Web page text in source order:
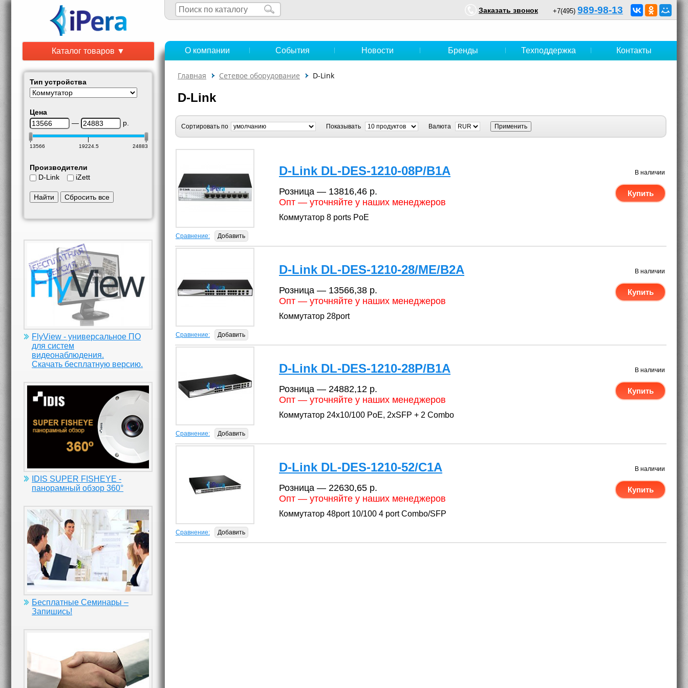
+7(495) 989-98-13
Заказать звонок
Каталог товаров ▼
Тип устройства
Цена
—
р.
13566 19224.5 24883
Производители
D-Link
iZett
Найти Сбросить все
FlyView - универсальное ПО
для систем
видеонаблюдения.
Скачать бесплатную версию.
IDIS SUPER FISHEYE -
панорамный обзор 360°
Бесплатные Семинары –
Запишись!
О компании События Новости Бренды Техподдержка Контакты
Главная Сетевое оборудование D-Link
D-Link
Сортировать по Показывать Валюта
Сравнение: Добавить
В наличии
D-Link DL-DES-1210-08P/B1A
Купить
Розница — 13816,46 р.
Опт — уточняйте у наших менеджеров
Коммутатор 8 ports PoE
Сравнение: Добавить
В наличии
D-Link DL-DES-1210-28/ME/B2A
Купить
Розница — 13566,38 р.
Опт — уточняйте у наших менеджеров
Коммутатор 28port
Сравнение: Добавить
В наличии
D-Link DL-DES-1210-28P/B1A
Купить
Розница — 24882,12 р.
Опт — уточняйте у наших менеджеров
Коммутатор 24x10/100 PoE, 2xSFP + 2 Combo
Сравнение: Добавить
В наличии
D-Link DL-DES-1210-52/C1A
Купить
Розница — 22630,65 р.
Опт — уточняйте у наших менеджеров
Коммутатор 48port 10/100 4 port Combo/SFP